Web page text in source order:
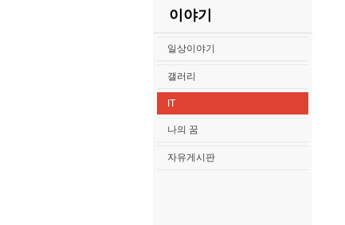
이야기
일상이야기
갤러리
IT
나의 꿈
자유게시판